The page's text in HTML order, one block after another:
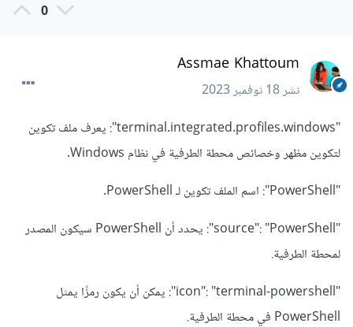
0
Assmae Khattoum
نشر18 نوفمبر 2023
"terminal.integrated.profiles.windows": يعرف ملف تكوين
لتكوين مظهر وخصائص محطة الطرفية في نظام Windows.
"PowerShell": اسم الملف تكوين لـ PowerShell.
"source": "PowerShell": يحدد أن PowerShell سيكون المصدر
لمحطة الطرفية.
"icon": "terminal-powershell": يمكن أن يكون رمزًا يمثل
PowerShell في محطة الطرفية.